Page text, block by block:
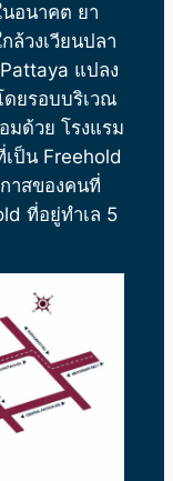
อนาคต ยา
ล้วงเวียนปลา
แปลง
ยรอบบริเวณ
มด้วย โรงแรม
ป็น Freehold
าสของคนที่
ที่อยู่ทำเล 5